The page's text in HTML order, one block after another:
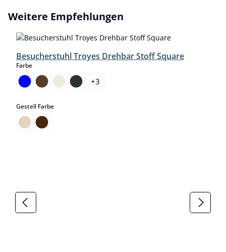
Produktgalerie überspringen
Weitere Empfehlungen
Besucherstuhl Troyes Drehbar Stoff Square
Farbeauswählen
+3
Gestell Farbeauswählen